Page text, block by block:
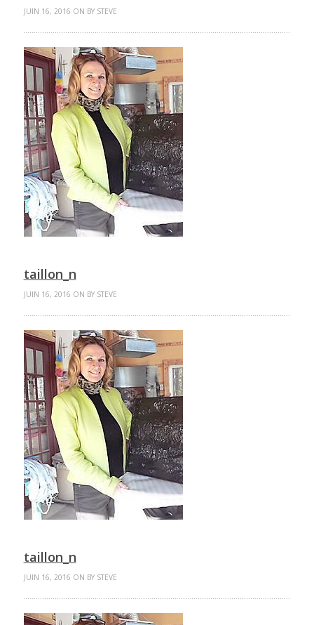
JUIN 16, 2016 ON BY STEVE
taillon_n
JUIN 16, 2016 ON BY STEVE
taillon_n
JUIN 16, 2016 ON BY STEVE